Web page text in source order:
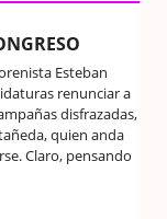
Esteban
renunciar a
disfrazadas,
quien anda
Claro, pensando